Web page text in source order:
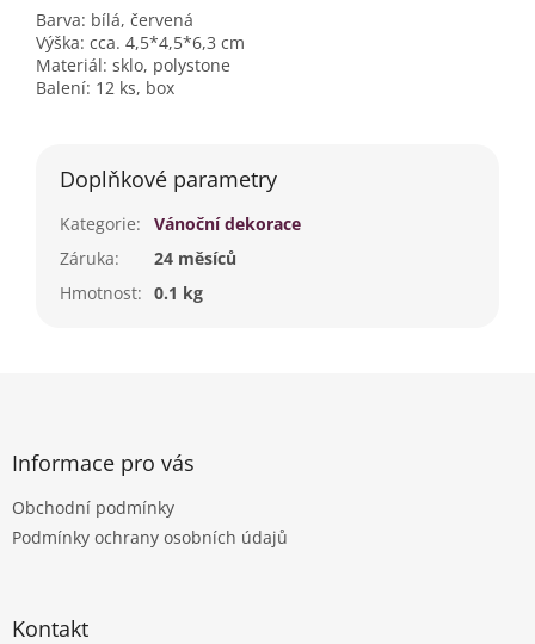
Barva: bílá, červená
Výška: cca. 4,5*4,5*6,3 cm
Materiál: sklo, polystone
Balení: 12 ks, box
Doplňkové parametry
Kategorie:
Vánoční dekorace
Záruka:
24 měsíců
Hmotnost: 0.1 kg
Informace pro vás
Obchodní podmínky
Podmínky ochrany osobních údajů
Kontakt